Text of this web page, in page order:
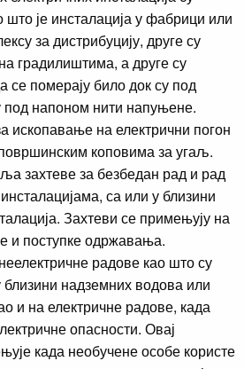
што је инсталација у фабрици или
за дистрибуцију, друге су
градилиштима, а друге су
се померају било док су под
напоном нити напуњене.
на електрични погон
коповима за угаљ.
захтеве за безбедан рад и рад
са или у близини
Захтеви се примењују на
и поступке одржавања.
радове као што су
надземних водова или
и на електричне радове, када
опасности. Овај
када необучене особе користе